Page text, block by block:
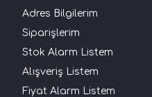
Adres Bilgilerim
Siparişlerim
Stok Alarm Listem
Alışveriş Listem
Fiyat Alarm Listem